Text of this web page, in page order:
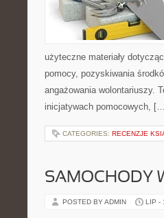
użyteczne materiały
pomocy, pozyskiwania
angażowania wolontariuszy.
inicjatywach pomocowych,
CATEGORIES: RECENZJE
SAMOCHODY
POSTED BY ADMIN LIP -